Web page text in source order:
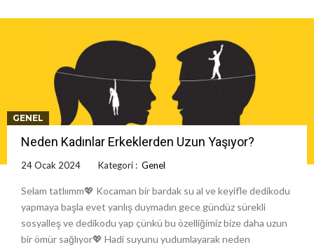
GENEL
Neden Kadınlar Erkeklerden Uzun Yaşıyor?
24 Ocak 2024 Kategori : Genel
Selam tatlıımm💖 Kocaman bir bardak su al ve keyifle dedikodu
yapmaya başla evet yanlış duymadın gece gündüz sürekli
sosyalleş ve dedikodu yap çünkü bu özelliğimiz bize daha uzun
bir ömür sağlıyor💖 Hadi suyunu yudumlayarak neden